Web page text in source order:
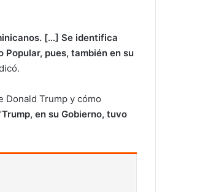
[…] Se identifica
pues, también en su
Donald Trump y cómo
Trump, en su Gobierno, tuvo